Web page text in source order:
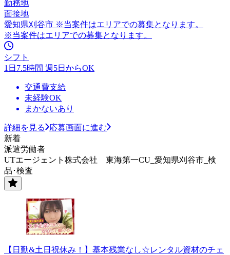
勤務地
面接地
愛知県刈谷市 ※当案件はエリアでの募集となります。
※当案件はエリアでの募集となります。
シフト
1日7.5時間 週5日からOK
交通費支給
未経験OK
まかないあり
詳細を見る
応募画面に進む
新着
派遣労働者
UTエージェント株式会社 東海第一CU_愛知県刈谷市_検
品･検査
【日勤&土日祝休み！】基本残業なし☆レンタル資材のチェ